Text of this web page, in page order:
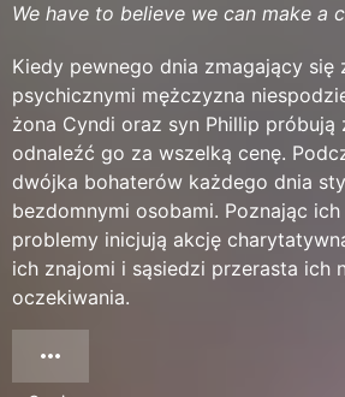
We have to believe we can make a
Kiedy pewnego dnia zmagający się
psychicznymi mężczyzna
żona Cyndi oraz syn Phillip
odnaleźć go za wszelką cenę.
dwójka bohaterów każdego dnia
bezdomnymi osobami. Poznając
problemy inicjują akcję
ich znajomi i sąsiedzi przerasta ich
oczekiwania.